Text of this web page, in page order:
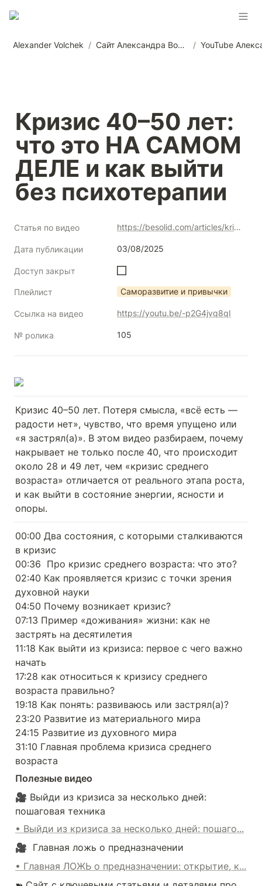
Alexander Volchek / Сайт Александра Волчека /
Кризис 40–50 лет:
что это НА САМОМ
ДЕЛЕ и как выйти
без психотерапии
Статья по видео https://besolid.com/articles/krizis-4050-let-chto-eto-na-samom-dele-i-kak-vyjti-bez-psihoterapii
Дата публикации 03/08/2025
Доступ закрыт
Плейлист Саморазвитие и привычки
Ссылка на видео https://youtu.be/-p2G4jvq8qI
№ ролика 105
Кризис 40–50 лет. Потеря смысла, «всё есть —
радости нет», чувство, что время упущено или
«я застрял(а)». В этом видео разбираем, почему
накрывает не только после 40, что происходит
около 28 и 49 лет, чем «кризис среднего
возраста» отличается от реального этапа роста,
и как выйти в состояние энергии, ясности и
опоры.
00:00 Два состояния, с которыми сталкиваются
в кризис
00:36  Про кризис среднего возраста: что это?
02:40 Как проявляется кризис с точки зрения
духовной науки
04:50 Почему возникает кризис?
07:13 Пример «доживания» жизни: как не
застрять на десятилетия
11:18 Как выйти из кризиса: первое с чего важно
начать
17:28 как относиться к кризису среднего
возраста правильно?
19:18 Как понять: развиваюсь или застрял(а)?
23:20 Развитие из материального мира
24:15 Развитие из духовного мира
31:10 Главная проблема кризиса среднего
возраста
Полезные видео
🎥 Выйди из кризиса за несколько дней:
пошаговая техника
• Выйди из кризиса за несколько дней: пошаго...
🎥  Главная ложь о предназначении
• Главная ЛОЖЬ о предназначении: открытие, к...